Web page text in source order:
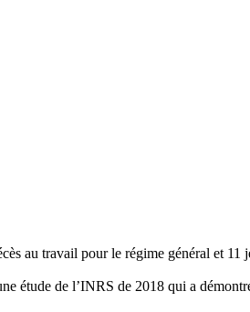
au travail pour le régime général et 11
étude de l’INRS de 2018 qui a